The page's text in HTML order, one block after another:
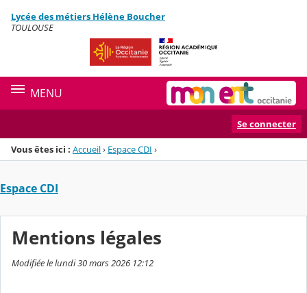
Menu de la rubrique
Contenu
Lycée des métiers Hélène Boucher
TOULOUSE
MENU
Se connecter
Vous êtes ici : Accueil› Espace CDI ›
Espace CDI
Mentions légales
Modifiée le lundi 30 mars 2026 12:12